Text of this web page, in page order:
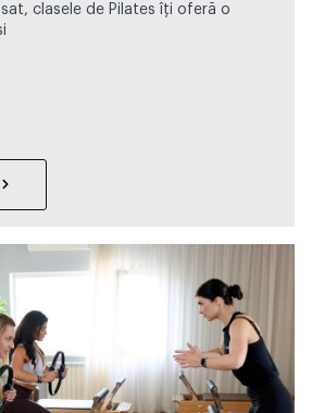
clasele de Pilates îți oferă o